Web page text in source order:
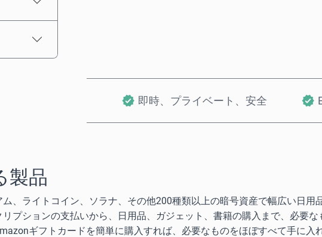
即時、プライベート、安全
製品
、ライトコイン、ソラナ、その他200種類以上の暗号資産で幅広い日用
プションの支払いから、日用品、ガジェット、書籍の購入まで、必要な
ギフトカードを簡単に購入すれば、必要なものをほぼすべて手に入